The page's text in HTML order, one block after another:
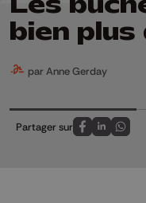
bien
par Anne Gerday
Partager sur
Partagez sur
Partagez